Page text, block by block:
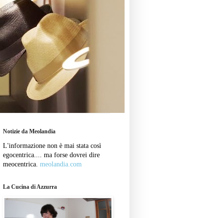
Notizie da Meolandia
L'informazione non è mai stata così
egocentrica.... ma forse dovrei dire
meocentrica. meolandia.com
La Cucina di Azzurra